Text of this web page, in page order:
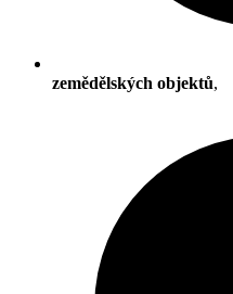
zemědělských objektů,